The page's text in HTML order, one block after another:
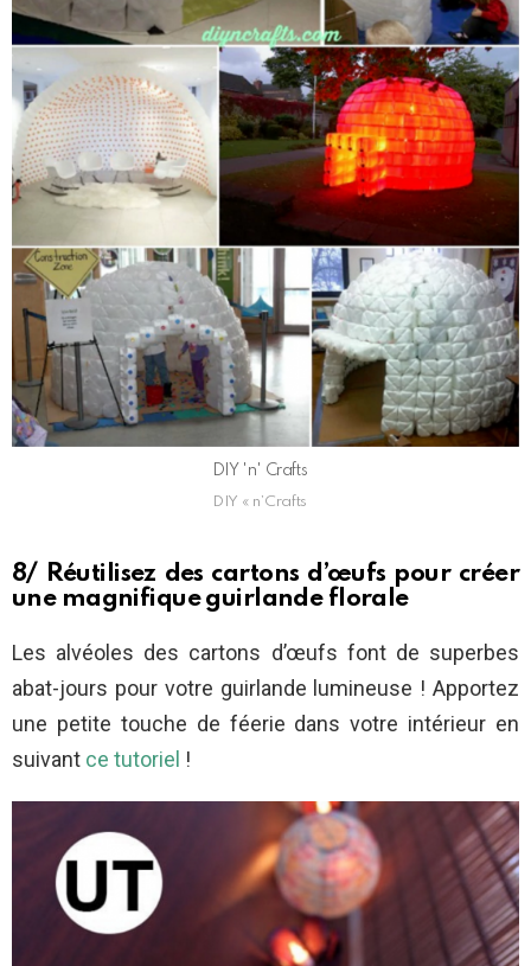
DIY 'n' Crafts
DIY « n’Crafts
8/ Réutilisez des cartons d’œufs pour créer
une magnifique guirlande florale
Les alvéoles des cartons d’œufs font de superbes
abat-jours pour votre guirlande lumineuse ! Apportez
une petite touche de féerie dans votre intérieur en
suivant ce tutoriel !